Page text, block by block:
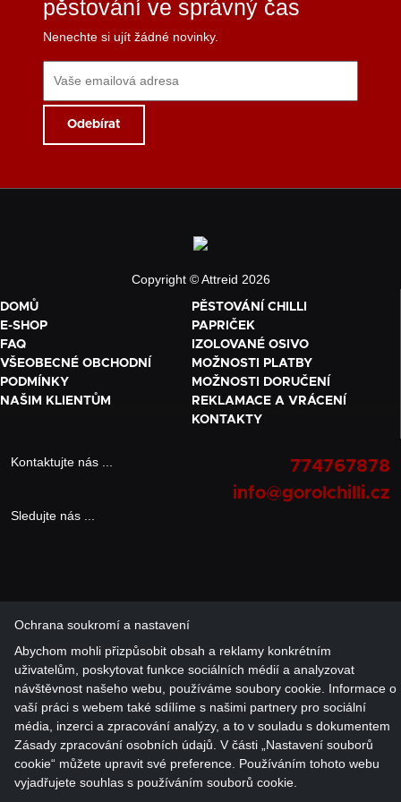
pěstování ve správný čas
Nenechte si ujít žádné novinky.
Copyright © Attreid 2026
DOMŮ
E-SHOP
FAQ
VŠEOBECNÉ OBCHODNÍ
PODMÍNKY
NAŠIM KLIENTŮM
PĚSTOVÁNÍ CHILLI
PAPRIČEK
IZOLOVANÉ OSIVO
MOŽNOSTI PLATBY
MOŽNOSTI DORUČENÍ
REKLAMACE A VRÁCENÍ
KONTAKTY
Kontaktujte nás ...
774767878
info@gorolchilli.cz
Sledujte nás ...
Ochrana soukromí a nastavení
Abychom mohli přizpůsobit obsah a reklamy konkrétním
uživatelům, poskytovat funkce sociálních médií a analyzovat
návštěvnost našeho webu, používáme soubory cookie. Informace o
vaší práci s webem také sdílíme s našimi partnery pro sociální
média, inzerci a zpracování analýzy, a to v souladu s dokumentem
Zásady zpracování osobních údajů. V části „Nastavení souborů
cookie“ můžete upravit své preference. Používáním tohoto webu
vyjadřujete souhlas s používáním souborů cookie.